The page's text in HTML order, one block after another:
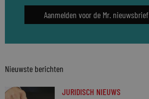
Aanmelden voor de Mr. nieuwsbrief
Nieuwste berichten
JURIDISCH NIEUWS